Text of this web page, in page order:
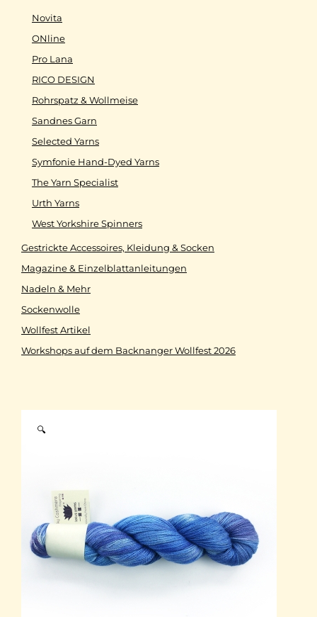
🔍
Novita
ONline
Pro Lana
RICO DESIGN
Rohrspatz & Wollmeise
Sandnes Garn
Selected Yarns
Symfonie Hand-Dyed Yarns
The Yarn Specialist
Urth Yarns
West Yorkshire Spinners
Gestrickte Accessoires, Kleidung & Socken
Magazine & Einzelblattanleitungen
Nadeln & Mehr
Sockenwolle
Wollfest Artikel
Workshops auf dem Backnanger Wollfest 2026